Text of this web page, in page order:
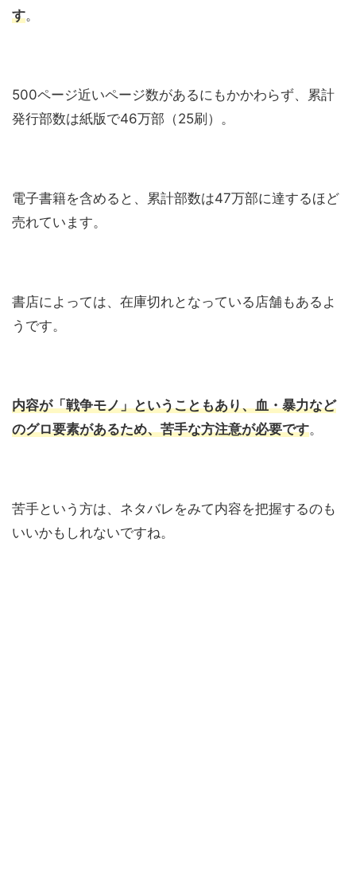
す。
500ページ近いページ数があるにもかかわらず、累計
発行部数は紙版で46万部（25刷）。
電子書籍を含めると、累計部数は47万部に達するほど
売れています。
書店によっては、在庫切れとなっている店舗もあるよ
うです。
内容が「戦争モノ」ということもあり、血・暴力など
のグロ要素があるため、苦手な方注意が必要です。
苦手という方は、ネタバレをみて内容を把握するのも
いいかもしれないですね。